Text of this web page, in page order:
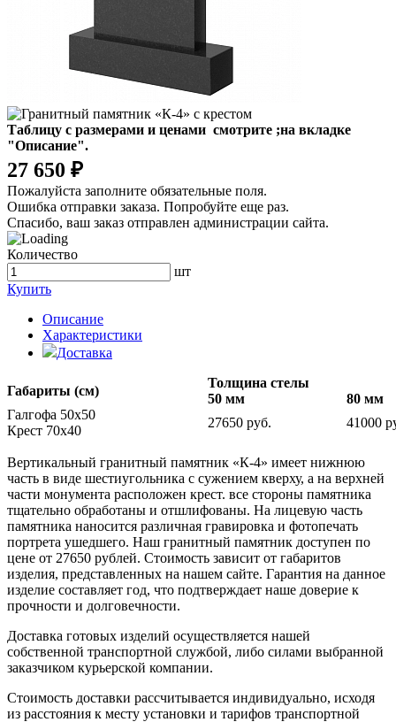
Таблицу с размерами и ценами смотрите ;на вкладке
"Описание".
27 650 ₽
Пожалуйста заполните обязательные поля.
Ошибка отправки заказа. Попробуйте еще раз.
Спасибо, ваш заказ отправлен администрации сайта.
Количество
шт
Купить
Описание
Характеристики
Доставка
Габариты (см)
Толщина стелы
50 мм
80 мм
Галгофа 50х50
Крест 70х40
27650 руб. 41000
Вертикальный гранитный памятник «К-4» имеет нижнюю
часть в виде шестиугольника с сужением кверху, а на верхней
части монумента расположен крест. все стороны памятника
тщательно обработаны и отшлифованы. На лицевую часть
памятника наносится различная гравировка и фотопечать
портрета ушедшего. Наш гранитный памятник доступен по
цене от 27650 рублей. Стоимость зависит от габаритов
изделия, представленных на нашем сайте. Гарантия на данное
изделие составляет год, что подтверждает наше доверие к
прочности и долговечности.
Доставка готовых изделий осуществляется нашей
собственной транспортной службой, либо силами выбранной
заказчиком курьерской компании.
Стоимость доставки рассчитывается индивидуально, исходя
из расстояния к месту установки и тарифов транспортной